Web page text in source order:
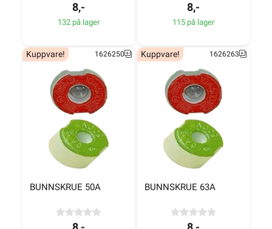
8,-
132 på lager
8,-
115 på lager
BUNNSKRUE 50A
Kuppvare! 1626250
BUNNSKRUE 63A
Kuppvare! 1626263